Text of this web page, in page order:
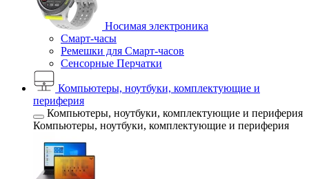
Носимая электроника
Смарт-часы
Ремешки для Смарт-часов
Сенсорные Перчатки
Компьютеры, ноутбуки, комплектующие и
периферия
Компьютеры, ноутбуки, комплектующие и периферия
Компьютеры, ноутбуки, комплектующие и периферия